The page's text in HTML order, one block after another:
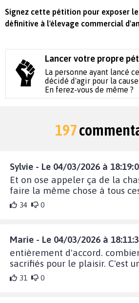
Signez cette pétition pour exposer
définitive à l'élevage commercial
Lancer votre propre
La personne ayant lancé
décidé d'agir pour la
En ferez-vous de même ?
197
Sylvie - Le 04/03/2026 à
Et on ose appeler ça de la
faire la même chose à tous
34 0
Marie - Le 04/03/2026 à
entièrement d'accord.
sacrifiés pour le plaisir. C'est
31 0